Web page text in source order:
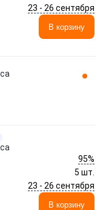
23 - 26 сентября
В корзину
95%
5 шт.
23 - 26 сентября
В корзину